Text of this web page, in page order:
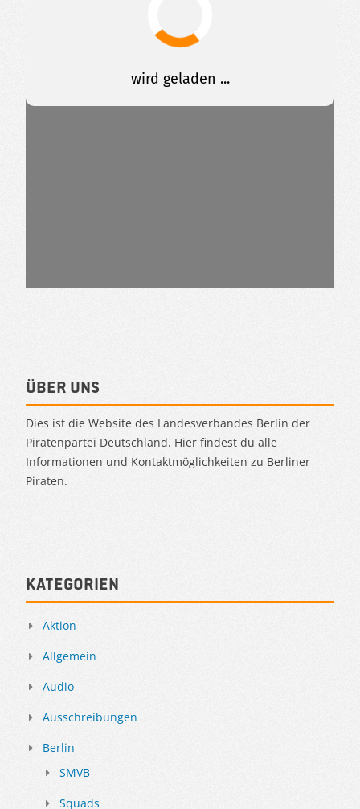
Über uns
Dies ist die Website des Landesverbandes Berlin der
Piratenpartei Deutschland. Hier findest du alle
Informationen und Kontaktmöglichkeiten zu Berliner
Piraten.
Kategorien
Aktion
Allgemein
Audio
Ausschreibungen
Berlin
SMVB
Squads